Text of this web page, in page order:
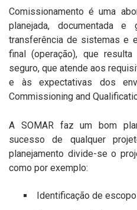
Comissionamento é uma
planejada, documentada
transferência de sistemas e
final (operação), que
seguro, que atende aos
e às expectativas dos
Commissioning and
A SOMAR faz um bom
sucesso de qualquer
planejamento divide-se o
como por exemplo:
Identificação de escopo